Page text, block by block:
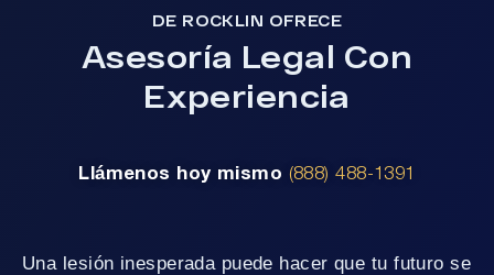
DE ROCKLIN OFRECE
Asesoría Legal Con
Experiencia
Llámenos hoy mismo (888) 488-1391
Una lesión inesperada puede hacer que tu futuro se